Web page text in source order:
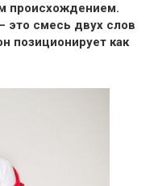
происхождением.
это смесь двух слов
позиционирует как